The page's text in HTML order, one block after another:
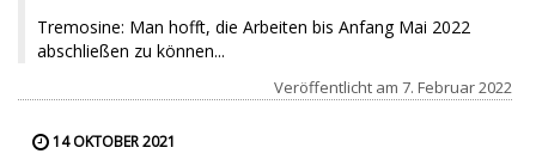
Tremosine: Man hofft, die Arbeiten bis Anfang Mai 2022
abschließen zu können...
Veröffentlicht am 7. Februar 2022
14 OKTOBER 2021